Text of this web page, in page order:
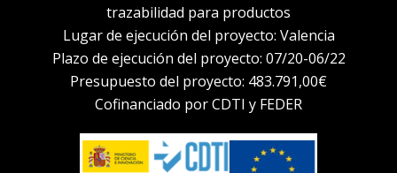
trazabilidad para productos
Lugar de ejecución del proyecto: Valencia
Plazo de ejecución del proyecto: 07/20-06/22
Presupuesto del proyecto: 483.791,00€
Cofinanciado por CDTI y FEDER